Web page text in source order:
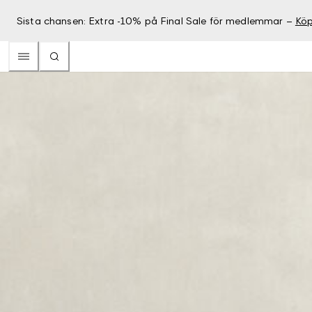
Sista chansen: Extra -10% på Final Sale för medlemmar –